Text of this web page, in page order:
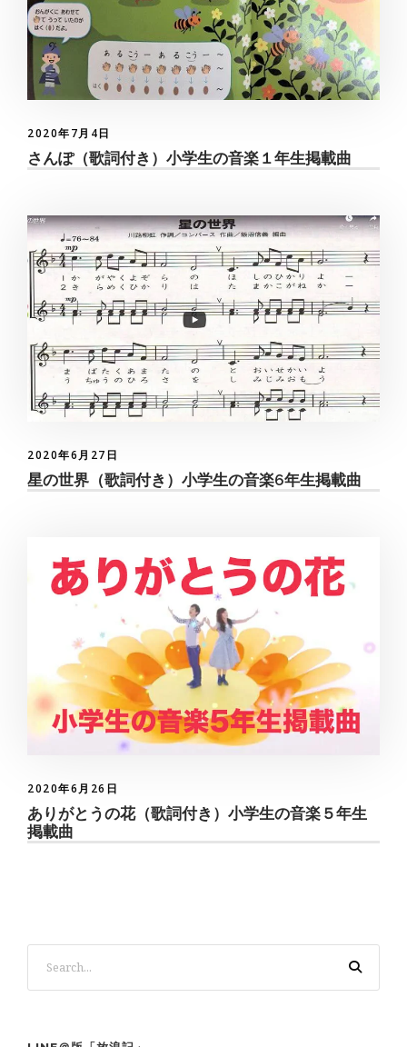
2020年7月4日
さんぽ（歌詞付き）小学生の音楽１年生掲載曲
2020年6月27日
星の世界（歌詞付き）小学生の音楽6年生掲載曲
2020年6月26日
ありがとうの花（歌詞付き）小学生の音楽５年生
掲載曲